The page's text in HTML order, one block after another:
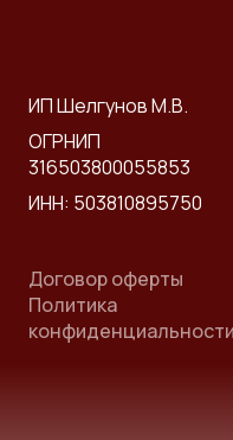
ИП Шелгунов М.В.
ОГРНИП
316503800055853
ИНН: 503810895750
Договор оферты
Политика